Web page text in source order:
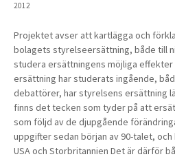
2012
Projektet avser att kartlägga och
bolagets styrelseersättning, både till
studera ersättningens möjliga effekter
ersättning har studerats ingående,
debattörer, har styrelsens ersättning
finns det tecken som tyder på att
som följd av de djupgående
uppgifter sedan början av 90-talet,
USA och Storbritannien Det är därför